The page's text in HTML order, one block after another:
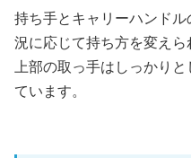
持ち手とキャリーハンド
況に応じて持ち方を変えら
上部の取っ手はしっかり
ています。